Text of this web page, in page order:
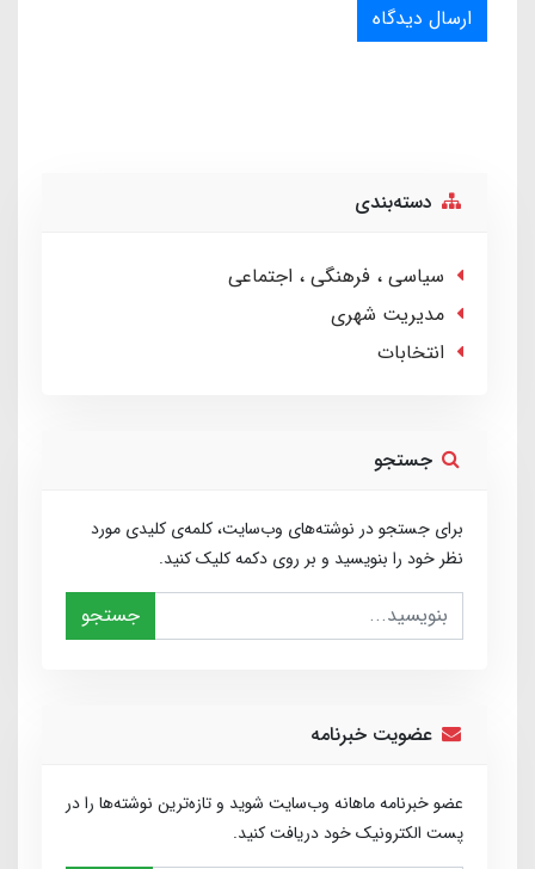
ارسال دیدگاه
دسته‌بندی
سیاسی ، فرهنگی ، اجتماعی
مدیریت شهری
انتخابات
جستجو
برای جستجو در نوشته‌های وب‌سایت، کلمه‌ی کلیدی مورد
نظر خود را بنویسید و بر روی دکمه کلیک کنید.
جستجو
عضویت خبرنامه
عضو خبرنامه ماهانه وب‌سایت شوید و تازه‌ترین نوشته‌ها را در
پست الکترونیک خود دریافت کنید.